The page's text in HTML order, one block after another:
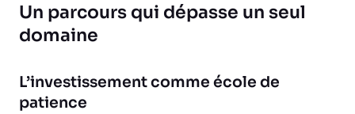
Un parcours qui dépasse un seul
domaine
L’investissement comme école de
patience